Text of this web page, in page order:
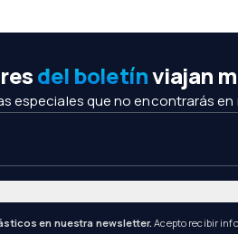
del boletínviajan
especiales que no encontrarás
en nuestra newsletter. Acepto recibir